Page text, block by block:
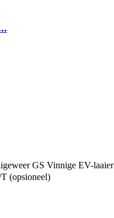
GS Vinnige EV-laaier
(opsioneel)